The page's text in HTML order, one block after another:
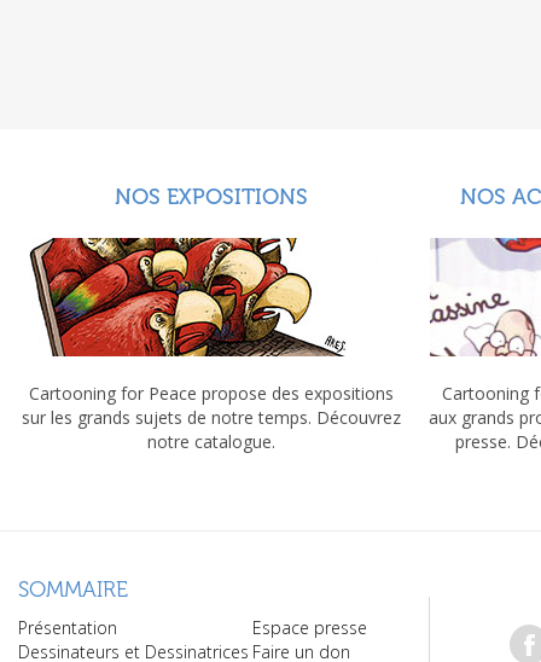
NOS EXPOSITIONS
Cartooning for Peace propose des expositions
sur les grands sujets de notre temps. Découvrez
notre catalogue.
NOS
Cartooning
aux grands
presse.
SOMMAIRE
Présentation
Dessinateurs et Dessinatrices
Espace presse
Faire un don